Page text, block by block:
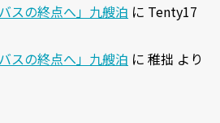
スの終点へ」九艘泊 に Tenty17
スの終点へ」九艘泊 に 稚拙 より